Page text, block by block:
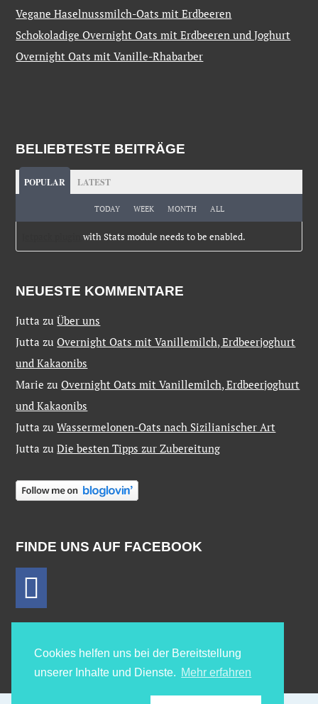
Cookies helfen uns bei der Bereitstellung
unserer Inhalte und Dienste. Mehr erfahren
Vegane Haselnussmilch-Oats mit Erdbeeren
Schokoladige Overnight Oats mit Erdbeeren und Joghurt
Overnight Oats mit Vanille-Rhabarber
BELIEBTESTE BEITRÄGE
POPULAR LATEST
TODAY WEEK MONTH ALL
with Stats module needs to be enabled.
NEUESTE KOMMENTARE
Jutta zuÜber uns
Jutta zuOvernight Oats mit Vanillemilch, Erdbeerjoghurt
und Kakaonibs
Marie zuOvernight Oats mit Vanillemilch, Erdbeerjoghurt
und Kakaonibs
Jutta zuWassermelonen-Oats nach Sizilianischer Art
Jutta zuDie besten Tipps zur Zubereitung
FINDE UNS AUF FACEBOOK